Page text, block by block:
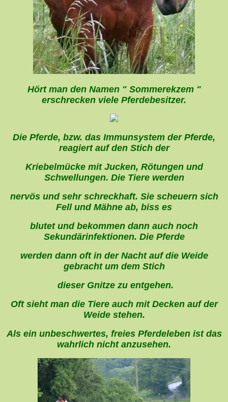
Hört man den Namen " Sommerekzem "
erschrecken viele Pferdebesitzer.
Die Pferde, bzw. das Immunsystem der Pferde,
reagiert auf den Stich der
Kriebelmücke mit Jucken, Rötungen und
Schwellungen. Die Tiere werden
nervös und sehr schreckhaft. Sie scheuern sich
Fell und Mähne ab, biss es
blutet und bekommen dann auch noch
Sekundärinfektionen. Die Pferde
werden dann oft in der Nacht auf die Weide
gebracht um dem Stich
dieser Gnitze zu entgehen.
Oft sieht man die Tiere auch mit Decken auf der
Weide stehen.
Als ein unbeschwertes, freies Pferdeleben ist das
wahrlich nicht anzusehen.